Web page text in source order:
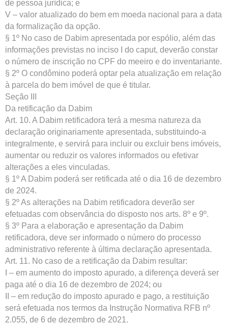
de pessoa jurídica; e
V – valor atualizado do bem em moeda nacional para a data
da formalização da opção.
§ 1º No caso de Dabim apresentada por espólio, além das
informações previstas no inciso I do caput, deverão constar
o número de inscrição no CPF do meeiro e do inventariante.
§ 2º O condômino poderá optar pela atualização em relação
à parcela do bem imóvel de que é titular.
Seção III
Da retificação da Dabim
Art. 10. A Dabim retificadora terá a mesma natureza da
declaração originariamente apresentada, substituindo-a
integralmente, e servirá para incluir ou excluir bens imóveis,
aumentar ou reduzir os valores informados ou efetivar
alterações a eles vinculadas.
§ 1º A Dabim poderá ser retificada até o dia 16 de dezembro
de 2024.
§ 2º As alterações na Dabim retificadora deverão ser
efetuadas com observância do disposto nos arts. 8º e 9º.
§ 3º Para a elaboração e apresentação da Dabim
retificadora, deve ser informado o número do processo
administrativo referente à última declaração apresentada.
Art. 11. No caso de a retificação da Dabim resultar:
I – em aumento do imposto apurado, a diferença deverá ser
paga até o dia 16 de dezembro de 2024; ou
II – em redução do imposto apurado e pago, a restituição
será efetuada nos termos da Instrução Normativa RFB nº
2.055, de 6 de dezembro de 2021.